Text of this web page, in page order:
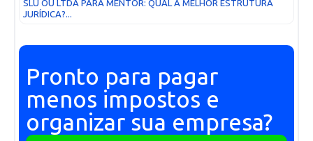
SLU OU LTDA PARA MENTOR: QUAL A MELHOR ESTRUTURA
JURÍDICA?...
Pronto para pagar
menos impostos e
organizar sua empresa?